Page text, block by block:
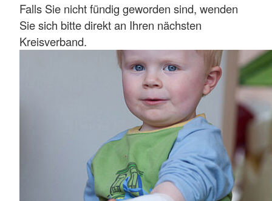
Falls Sie nicht fündig geworden sind, wenden
Sie sich bitte direkt an Ihren nächsten
Kreisverband.